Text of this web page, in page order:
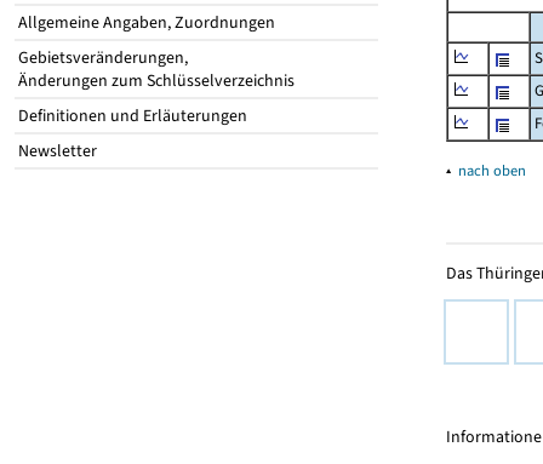
Allgemeine Angaben, Zuordnungen
Gebietsveränderungen,
Änderungen zum Schlüsselverzeichnis
Definitionen und Erläuterungen
Newsletter
▴ nach oben
Das